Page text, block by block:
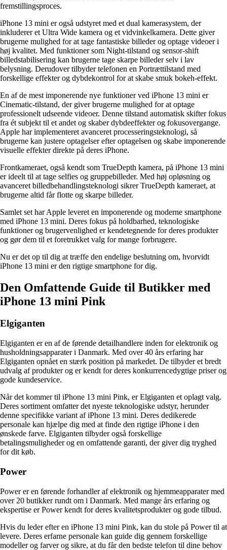
fremstillingsproces.
iPhone 13 mini er også udstyret med et dual kamerasystem, der
inkluderer et Ultra Wide kamera og et vidvinkelkamera. Dette giver
brugerne mulighed for at tage fantastiske billeder og optage videoer i
høj kvalitet. Med funktioner som Night-tilstand og sensor-shift
billedstabilisering kan brugerne tage skarpe billeder selv i lav
belysning. Derudover tilbyder telefonen en Portrættilstand med
forskellige effekter og dybdekontrol for at skabe smuk bokeh-effekt.
En af de mest imponerende nye funktioner ved iPhone 13 mini er
Cinematic-tilstand, der giver brugerne mulighed for at optage
professionelt udseende videoer. Denne tilstand automatisk skifter fokus
fra ét subjekt til et andet og skaber dybdeeffekter og fokusovergange.
Apple har implementeret avanceret processeringsteknologi, så
brugerne kan justere optagelser efter optagelsen og skabe imponerende
visuelle effekter direkte på deres iPhone.
Frontkameraet, også kendt som TrueDepth kamera, på iPhone 13 mini
er ideelt til at tage selfies og gruppebilleder. Med høj opløsning og
avanceret billedbehandlingsteknologi sikrer TrueDepth kameraet, at
brugerne altid får flotte og skarpe billeder.
Samlet set har Apple leveret en imponerende og moderne smartphone
med iPhone 13 mini. Deres fokus på holdbarhed, teknologiske
funktioner og brugervenlighed er kendetegnende for deres produkter
og gør dem til et foretrukket valg for mange forbrugere.
Nu er det op til dig at træffe den endelige beslutning om, hvorvidt
iPhone 13 mini er den rigtige smartphone for dig.
Den Omfattende Guide til Butikker med
iPhone 13 mini Pink
Elgiganten
Elgiganten er en af de førende detailhandlere inden for elektronik og
husholdningsapparater i Danmark. Med over 40 års erfaring har
Elgiganten opnået en stærk position på markedet. De tilbyder et bredt
udvalg af produkter og er kendt for deres konkurrencedygtige priser og
gode kundeservice.
Når det kommer til iPhone 13 mini Pink, er Elgiganten et oplagt valg.
Deres sortiment omfatter det nyeste teknologiske udstyr, herunder
denne specifikke variant af iPhone 13 mini. Deres dedikerede
personale kan hjælpe dig med at finde den rigtige iPhone i den
ønskede farve. Elgiganten tilbyder også forskellige
betalingsmuligheder og en omfattende garanti, der giver dig tryghed
for dit køb.
Power
Power er en førende forhandler af elektronik og hjemmeapparater med
over 20 butikker rundt om i Danmark. Med mange års erfaring og
ekspertise er Power kendt for deres kvalitetsprodukter og gode tilbud.
Hvis du leder efter en iPhone 13 mini Pink, kan du stole på Power til at
levere. Deres erfarne personale kan guide dig gennem forskellige
modeller og farver og sikre, at du får den bedste telefon til dine behov